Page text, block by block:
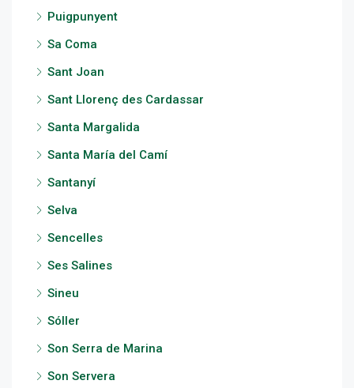
Puigpunyent
Sa Coma
Sant Joan
Sant Llorenç des Cardassar
Santa Margalida
Santa María del Camí
Santanyí
Selva
Sencelles
Ses Salines
Sineu
Sóller
Son Serra de Marina
Son Servera